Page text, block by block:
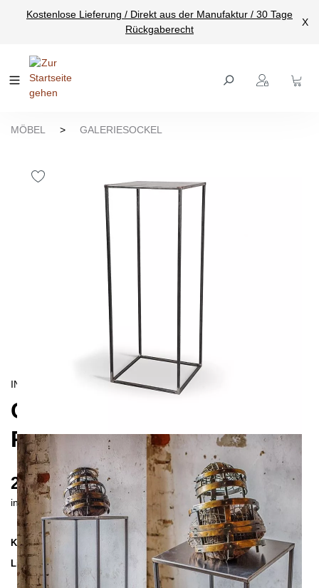
springen
Kostenlose Lieferung / Direkt aus der Manufaktur / 30 Tage
Rückgaberecht
X
MÖBEL > GALERIESOCKEL
INDUSTRIAL/ CONTEMPORAIN
CREPIDO SOCKEL
PODEST 95 CM
205 €
inkl. MwSt. inkl. Versandkosten (DE)
Kollektion
CREPIDO
Lieferzeit
2-3 Wochen| vsl. 21. Aug - 28. Aug